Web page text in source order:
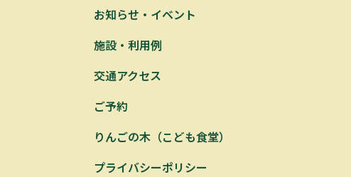
お知らせ・イベント
施設・利用例
交通アクセス
ご予約
りんごの木（こども食堂）
プライバシーポリシー